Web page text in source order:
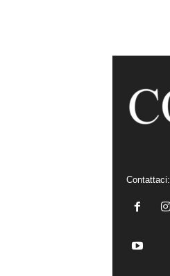
Contattaci: